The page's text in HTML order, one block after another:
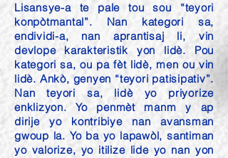
Lisansye-a te pale tou sou “teyori
konpòtmantal”. Nan kategori sa,
endividi-a, nan aprantisaj li, vin
devlope karakteristik yon lidè. Pou
kategori sa, ou pa fèt lidè, men ou vin
lidè. Ankò, genyen “teyori patisipativ”.
Nan teyori sa, lidè yo priyorize
enklizyon. Yo penmèt manm y ap
dirije yo kontribiye nan avansman
gwoup la. Yo ba yo lapawòl, santiman
yo valorize, yo itilize lide yo nan yon